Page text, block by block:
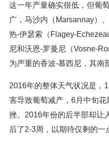
这一年产量确实很低，但葡
广，马沙内（Marsannay）
热-伊瑟索（Flagey-
尼和沃恩-罗曼尼（Vosne-
为严重的香波-慕西尼，其南
2016年的整体天气状况是，
害导致葡萄减产，6月中旬
挫。2016年份的后半部却让
后了2-3周，以期待仅剩的一